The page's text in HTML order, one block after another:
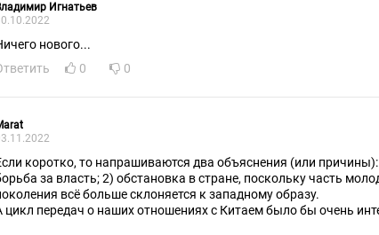
Игнатьев
нового...
0 0
коротко, то напрашиваются два объяснения (или
за власть; 2) обстановка в стране, поскольку часть
всё больше склоняется к западному образу.
цикл передач о наших отношениях с Китаем было бы очень